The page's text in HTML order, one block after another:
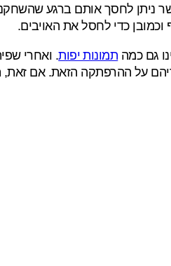
כדי לחסל את האויבים.
גם כמה תמונות יפות